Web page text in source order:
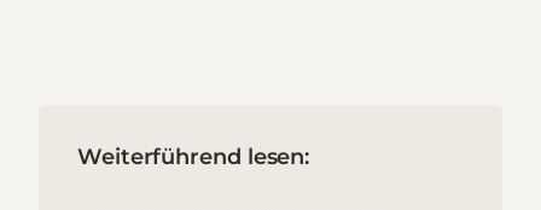
Weiterführend lesen: